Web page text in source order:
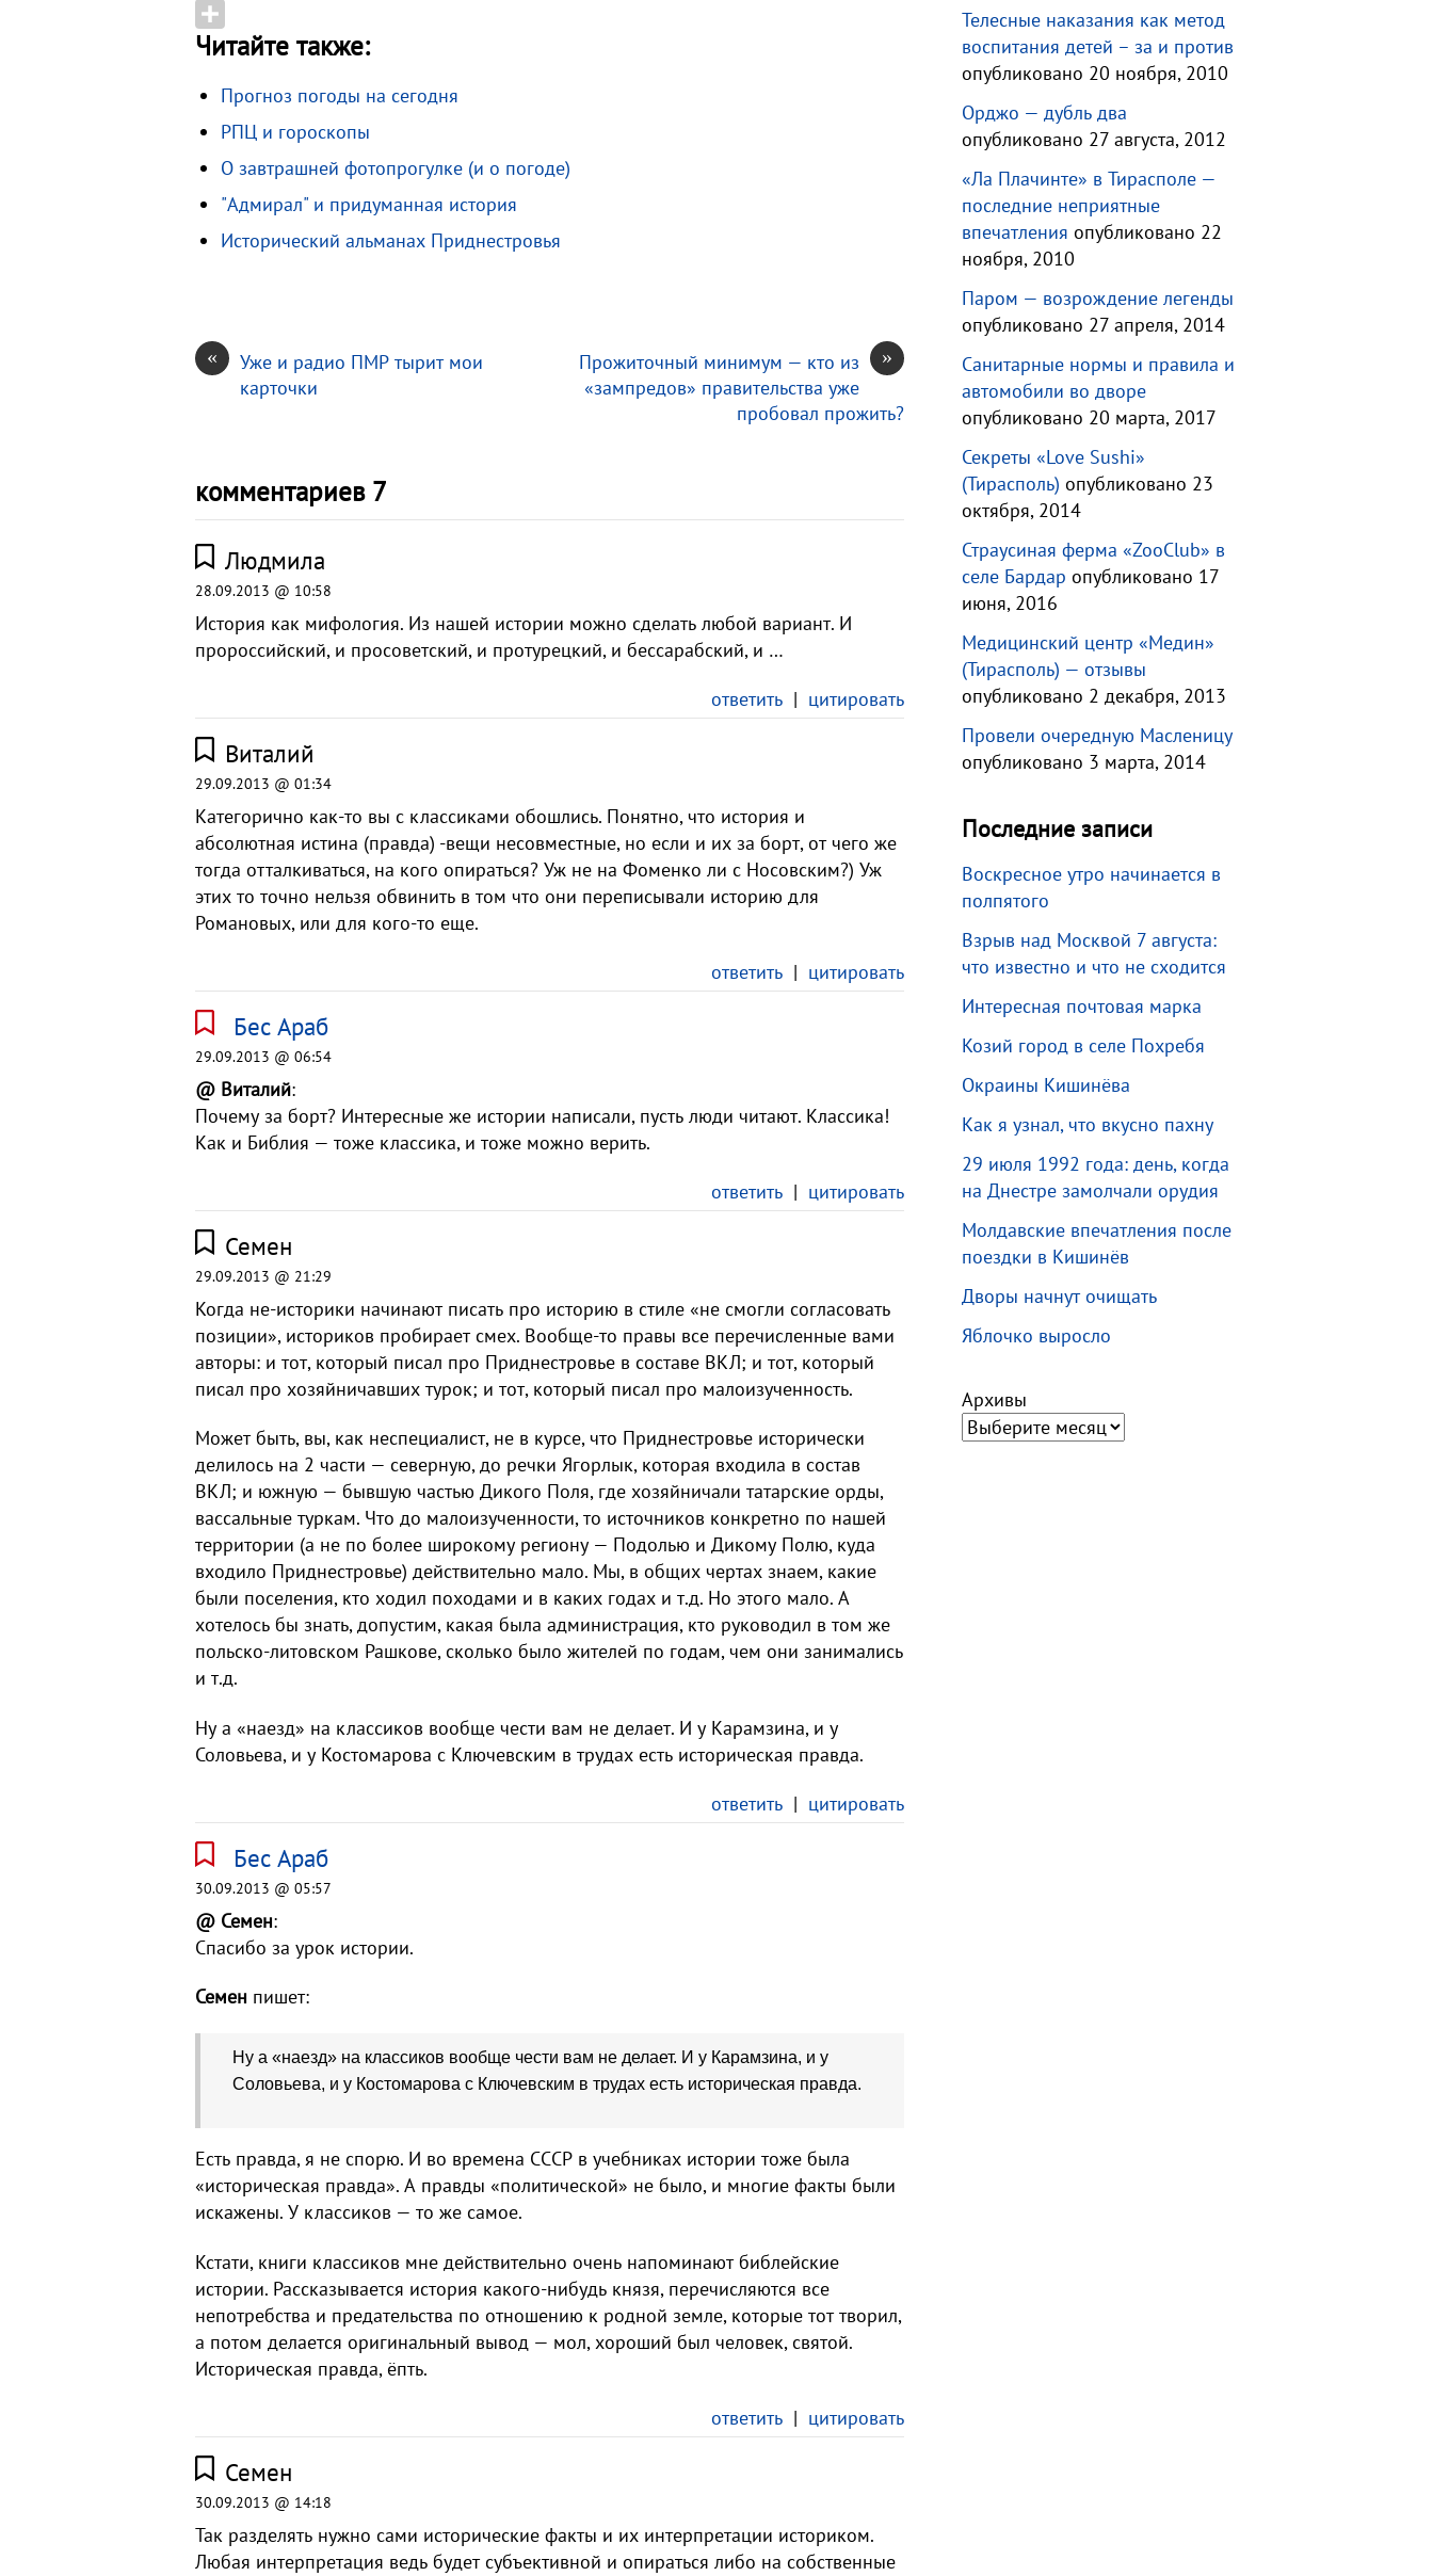
o
k
g
r
m
o
k
a
s
s
k
m
a
M
a
R
О
п
р
а
т
Читайте также:
Прогноз погоды на сегодня
РПЦ и гороскопы
О завтрашней фотопрогулке (и о погоде)
"Адмирал" и придуманная история
Исторический альманах Приднестровья
«
Уже и радио ПМР тырит мои
карточки
»
Прожиточный минимум — кто из
«зампредов» правительства уже
пробовал прожить?
комментариев 7
Людмила
28.09.2013 @ 10:58
История как мифология. Из нашей истории можно сделать любой вариант. И
пророссийский, и просоветский, и протурецкий, и бессарабский, и …
ответить | цитировать
Виталий
29.09.2013 @ 01:34
Категорично как-то вы с классиками обошлись. Понятно, что история и
абсолютная истина (правда) -вещи несовместные, но если и их за борт, от чего же
тогда отталкиваться, на кого опираться? Уж не на Фоменко ли с Носовским?) Уж
этих то точно нельзя обвинить в том что они переписывали историю для
Романовых, или для кого-то еще.
ответить | цитировать
Бес Араб
29.09.2013 @ 06:54
@ Виталий:
Почему за борт? Интересные же истории написали, пусть люди читают. Классика!
Как и Библия — тоже классика, и тоже можно верить.
ответить | цитировать
Семен
29.09.2013 @ 21:29
Когда не-историки начинают писать про историю в стиле «не смогли согласовать
позиции», историков пробирает смех. Вообще-то правы все перечисленные вами
авторы: и тот, который писал про Приднестровье в составе ВКЛ; и тот, который
писал про хозяйничавших турок; и тот, который писал про малоизученность.
Может быть, вы, как неспециалист, не в курсе, что Приднестровье исторически
делилось на 2 части — северную, до речки Ягорлык, которая входила в состав
ВКЛ; и южную — бывшую частью Дикого Поля, где хозяйничали татарские орды,
вассальные туркам. Что до малоизученности, то источников конкретно по нашей
территории (а не по более широкому региону — Подолью и Дикому Полю, куда
входило Приднестровье) действительно мало. Мы, в общих чертах знаем, какие
были поселения, кто ходил походами и в каких годах и т.д. Но этого мало. А
хотелось бы знать, допустим, какая была администрация, кто руководил в том же
польско-литовском Рашкове, сколько было жителей по годам, чем они занимались
и т.д.
Ну а «наезд» на классиков вообще чести вам не делает. И у Карамзина, и у
Соловьева, и у Костомарова с Ключевским в трудах есть историческая правда.
ответить | цитировать
Бес Араб
30.09.2013 @ 05:57
@ Семен:
Спасибо за урок истории.
Семен пишет:
Ну а «наезд» на классиков вообще чести вам не делает. И у Карамзина, и у
Соловьева, и у Костомарова с Ключевским в трудах есть историческая правда.
Есть правда, я не спорю. И во времена СССР в учебниках истории тоже была
«историческая правда». А правды «политической» не было, и многие факты были
искажены. У классиков — то же самое.
Кстати, книги классиков мне действительно очень напоминают библейские
истории. Рассказывается история какого-нибудь князя, перечисляются все
непотребства и предательства по отношению к родной земле, которые тот творил,
а потом делается оригинальный вывод — мол, хороший был человек, святой.
Историческая правда, ёпть.
ответить | цитировать
Семен
30.09.2013 @ 14:18
Так разделять нужно сами исторические факты и их интерпретации историком.
Любая интерпретация ведь будет субъективной и опираться либо на собственные
Телесные наказания как метод
воспитания детей – за и против
опубликовано 20 ноября, 2010
Орджо — дубль два
опубликовано 27 августа, 2012
«Ла Плачинте» в Тирасполе —
последние неприятные
впечатления опубликовано 22
ноября, 2010
Паром — возрождение легенды
опубликовано 27 апреля, 2014
Санитарные нормы и правила и
автомобили во дворе
опубликовано 20 марта, 2017
Секреты «Love Sushi»
(Тирасполь) опубликовано 23
октября, 2014
Страусиная ферма «ZooClub» в
селе Бардар опубликовано 17
июня, 2016
Медицинский центр «Медин»
(Тирасполь) — отзывы
опубликовано 2 декабря, 2013
Провели очередную Масленицу
опубликовано 3 марта, 2014
Последние записи
Воскресное утро начинается в
полпятого
Взрыв над Москвой 7 августа:
что известно и что не сходится
Интересная почтовая марка
Козий город в селе Похребя
Окраины Кишинёва
Как я узнал, что вкусно пахну
29 июля 1992 года: день, когда
на Днестре замолчали орудия
Молдавские впечатления после
поездки в Кишинёв
Дворы начнут очищать
Яблочко выросло
Архивы